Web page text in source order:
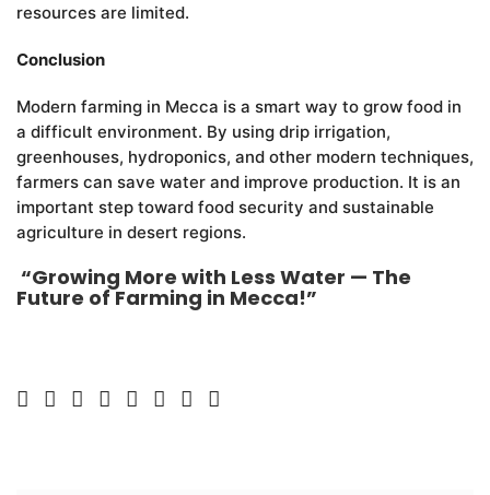
resources are limited.
Conclusion
Modern farming in Mecca is a smart way to grow food in
a difficult environment. By using drip irrigation,
greenhouses, hydroponics, and other modern techniques,
farmers can save water and improve production. It is an
important step toward food security and sustainable
agriculture in desert regions.
“Growing More with Less Water — The
Future of Farming in Mecca!”